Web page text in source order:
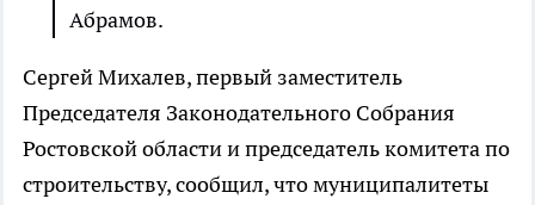
Абрамов.
Сергей Михалев, первый заместитель
Председателя Законодательного Собрания
Ростовской области и председатель комитета по
строительству, сообщил, что муниципалитеты